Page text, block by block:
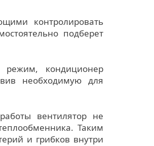
контролировать
подберет
кондиционер
необходимую для
вентилятор не
Таким
и грибков внутри